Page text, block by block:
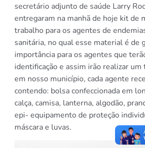
secretário adjunto de saúde Larry
entregaram na manhã de hoje kit de
trabalho para os agentes de
sanitária, no qual esse material é de
importância para os agentes que
identificação e assim irão realizar
em nosso município, cada agente
contendo: bolsa confeccionada em
calça, camisa, lanterna, algodão,
epi- equipamento de proteção
máscara e luvas.